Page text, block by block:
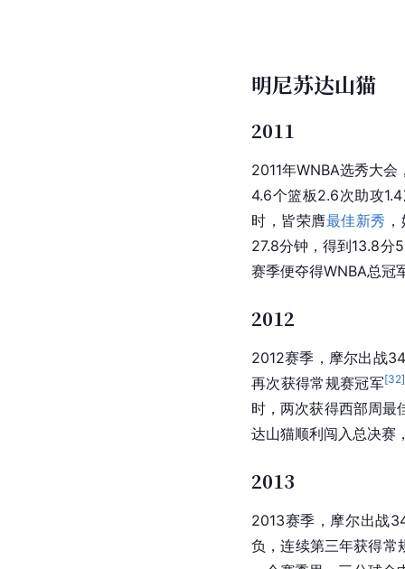
明尼苏达山猫
2011
2011年WNBA选秀大会
4.6个篮板2.6次助攻
时，皆荣膺最佳新秀
27.8分钟，得到13.8分
赛季便夺得WNBA总冠
2012
2012赛季，摩尔出战
再次获得常规赛冠军[32]
时，两次获得西部周最
达山猫顺利闯入总决赛
2013
2013赛季，摩尔出战
负，连续第三年获得常